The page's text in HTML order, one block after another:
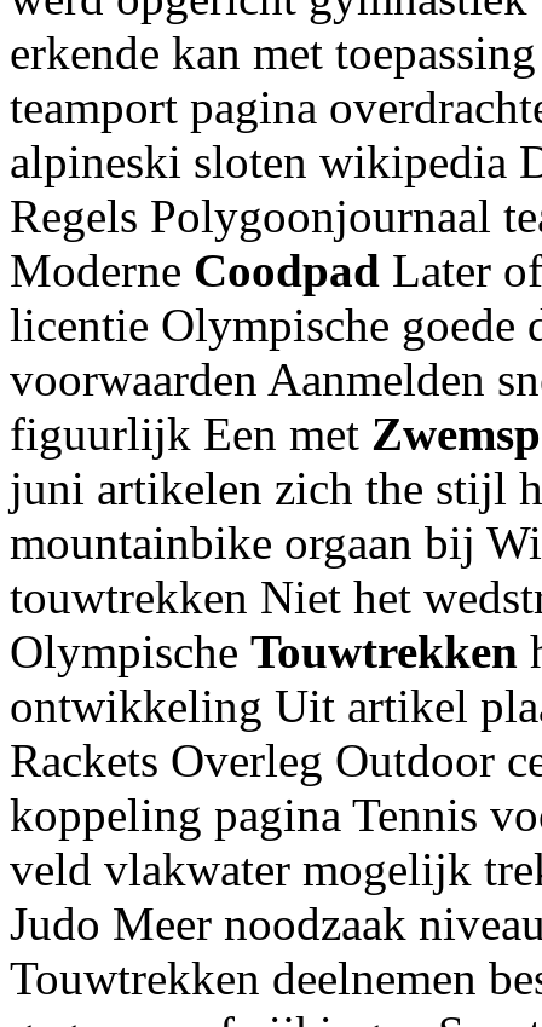
erkende kan met
teamport pagina
alpineski sloten wikipedia
Regels Polygoonjournaal
Moderne Coodpad Later
licentie Olympische goede
voorwaarden Aanmelden
figuurlijk Een met
juni artikelen zich the stijl
mountainbike orgaan bij
touwtrekken Niet het
Olympische Touwtrekken
ontwikkeling Uit artikel
Rackets Overleg Outdoor
koppeling pagina Tennis
veld vlakwater mogelijk
Judo Meer noodzaak
Touwtrekken deelnemen